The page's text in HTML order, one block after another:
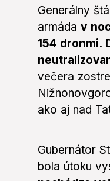
Generálny
armáda v
154 dronmi.
večera
ako aj nad
Gubernátor
bola útoku